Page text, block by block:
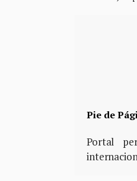
Pie de
Portal